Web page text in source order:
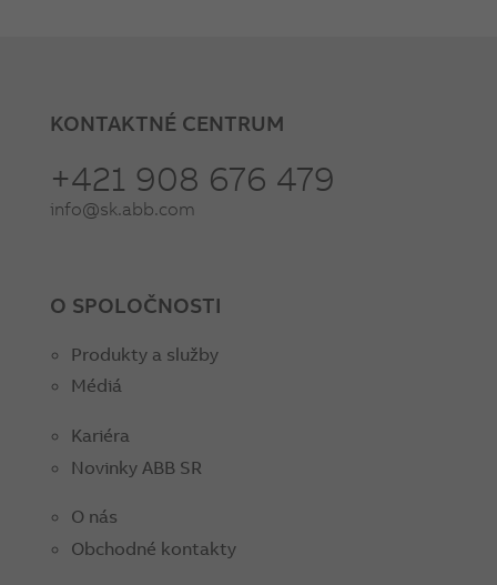
KONTAKTNÉ CENTRUM
+421 908 676 479
info@sk.abb.com
O SPOLOČNOSTI
Produkty a služby
Médiá
Kariéra
Novinky ABB SR
O nás
Obchodné kontakty